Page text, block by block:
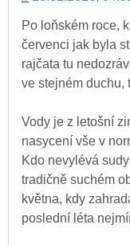
Po loňském roce,
červenci jak byla
rajčata tu
ve stejném duchu,
Vody je z letošní
nasycení vše v
Kdo nevylévá
tradičně suchém
května, kdy
poslední léta